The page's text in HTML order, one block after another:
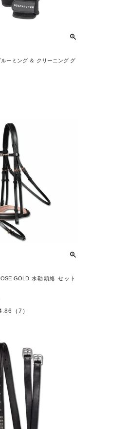
ーミング ＆ クリーニング グ
GOLD 水勒頭絡 セット
（7）